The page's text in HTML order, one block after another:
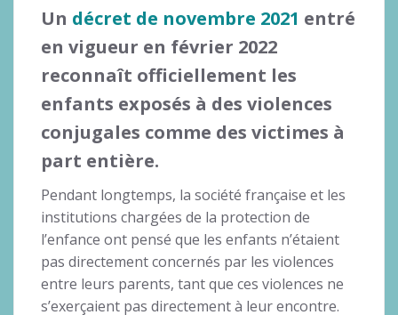
Un décret de novembre 2021 entré
en vigueur en février 2022
reconnaît officiellement les
enfants exposés à des violences
conjugales comme des victimes à
part entière.
Pendant longtemps, la société française et les
institutions chargées de la protection de
l’enfance ont pensé que les enfants n’étaient
pas directement concernés par les violences
entre leurs parents, tant que ces violences ne
s’exerçaient pas directement à leur encontre.